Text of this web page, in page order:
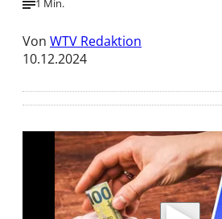
1 Min.
Von WTV Redaktion
10.12.2024
Mit der Wiedergabe dieses
Daten an Youtube